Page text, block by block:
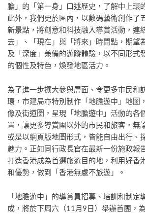
膽」的「第一身」口述歷史，了解中上環
此外，我們更於區內，以數碼藝術創作了
新景點，將創意和科技融入導賞活動，連
去」、「現在」與「將來」時間點，期望
及「深度」兼備的遊蹤體驗，以不同形式
的個性及特色，煥發地區活力。
為了進一步擴大參與層面、令更多市民和
環，市建局亦特別制作「地膽遊中」地圖
像及街道圖，呈現「地膽遊中」活動的各
置，讓更多導賞團以外的市民和旅客，無
或是以網頁版地圖形式，皆能自由出行、
魅力。正如同行政長官在最新一份施政報
打造香港成為首選旅遊目的地，利用好香
和優勢，做到「香港無處不旅遊」。
「地膽遊中」的導賞員招募、培訓和制定
成，將於下周六（11月9日）舉辦首團，